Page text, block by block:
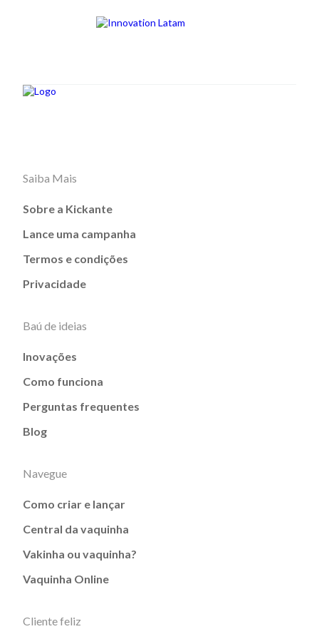
Saiba Mais
Sobre a Kickante
Lance uma campanha
Termos e condições
Privacidade
Baú de ideias
Inovações
Como funciona
Perguntas frequentes
Blog
Navegue
Como criar e lançar
Central da vaquinha
Vakinha ou vaquinha?
Vaquinha Online
Cliente feliz